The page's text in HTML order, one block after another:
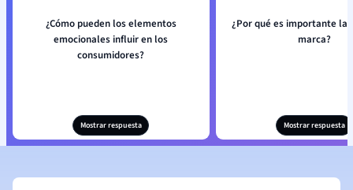
¿Cómo pueden los elementos
emocionales influir en los
consumidores?
Mostrar respuesta
¿Por qué es importante la
marca?
Mostrar respuesta